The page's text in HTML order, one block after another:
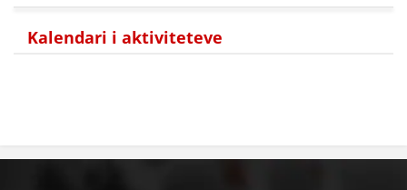
Kalendari i aktiviteteve